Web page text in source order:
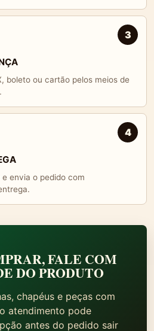
3
boleto ou cartão pelos meios de
4
envia o pedido com
FALE COM
DO PRODUTO
chapéus e peças com
atendimento pode
antes do pedido sair